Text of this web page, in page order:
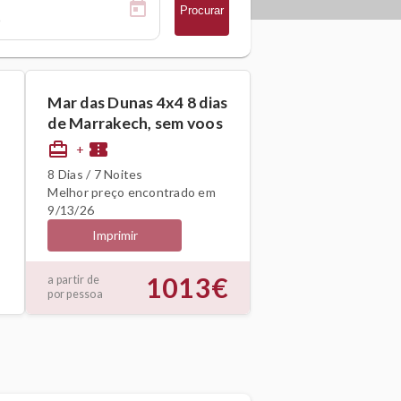
Procurar
Mar das Dunas 4x4 8 dias
de Marrakech, sem voos
card_travel + confirmation_number
8 Dias / 7 Noites
Melhor preço encontrado em
9/13/26
Imprimir
a partir de
por pessoa
1013€